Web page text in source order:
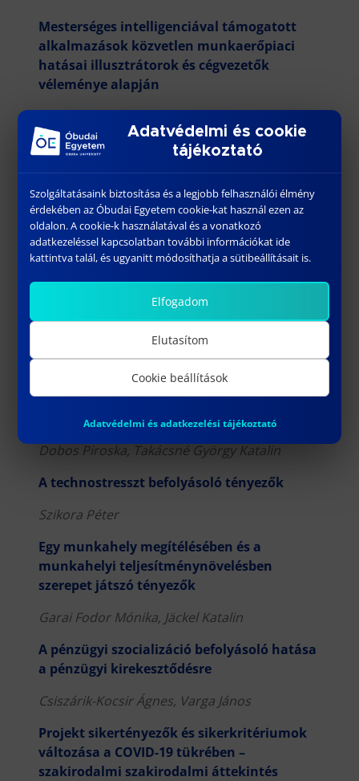
Mesterséges intelligenciával támogatott
alkalmazások közvetlen munkaerőpiaci
hatásai illusztrátorok és cégvezetők
véleménye alapján
Szervezet és biztonság: a visszaélések
Mizser Csilla Ilona
Digitális tudatosság és megfontoltság a Z
generációs fiatalok esetén
Berényi Csaba, Csiszárik-Kocsir Ágnes
A vezetői önismeret és érzelmi intelligencia
szerepe az autentikus vezetéssel
A tudatos adózói magatartás vizsgálata a
kkv szektorban
Dobos Piroska, Takácsné György Katalin
A technostresszt befolyásoló tényezők
Szikora Péter
Egy munkahely megítélésében és a
munkahelyi teljesítménynövelésben
szerepet játszó tényezők
Garai Fodor Mónika, Jäckel Katalin
A pénzügyi szocializáció befolyásoló hatása
a pénzügyi kirekesztődésre
Csiszárik-Kocsir Ágnes, Varga János
Projekt sikertényezők és sikerkritériumok
változása a COVID-19 tükrében –
szakirodalmi szakirodalmi áttekintés
Adatvédelmi és cookie
tájékoztató
Szolgáltatásaink biztosítása és a legjobb felhasználói élmény
érdekében az Óbudai Egyetem cookie-kat használ ezen az
oldalon. A cookie-k használatával és a vonatkozó
adatkezeléssel kapcsolatban további információkat ide
kattintva talál, és ugyanitt módosíthatja a sütibeállításait is.
Elfogadom
Elutasítom
Cookie beállítások
Adatvédelmi és adatkezelési tájékoztató